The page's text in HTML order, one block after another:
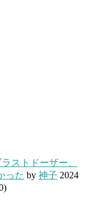
ラストドーザー、
った by 神子 2024